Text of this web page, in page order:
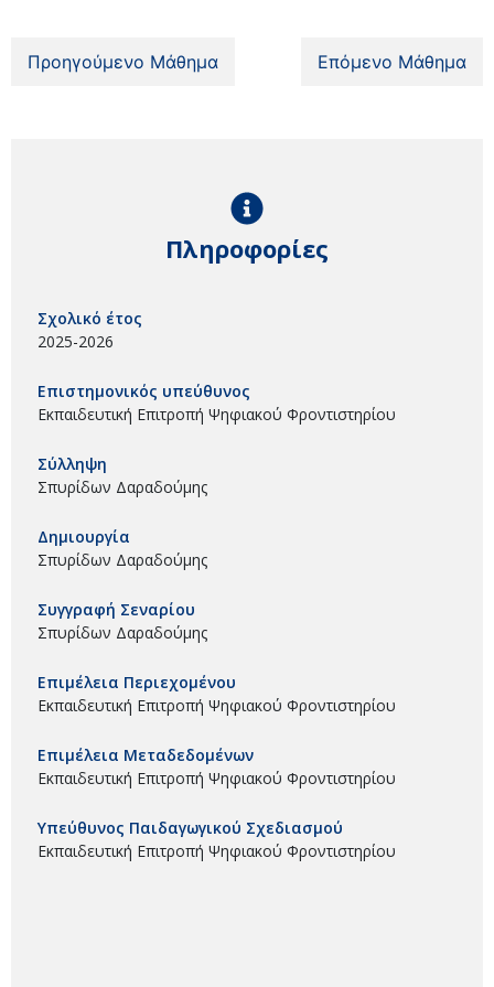
Προηγούμενο Μάθημα Επόμενο Μάθημα
Πληροφορίες
Σχολικό έτος
2025-2026
Επιστημονικός υπεύθυνος
Εκπαιδευτική Επιτροπή Ψηφιακού Φροντιστηρίου
Σύλληψη
Σπυρίδων Δαραδούμης
Δημιουργία
Σπυρίδων Δαραδούμης
Συγγραφή Σεναρίου
Σπυρίδων Δαραδούμης
Επιμέλεια Περιεχομένου
Εκπαιδευτική Επιτροπή Ψηφιακού Φροντιστηρίου
Επιμέλεια Μεταδεδομένων
Εκπαιδευτική Επιτροπή Ψηφιακού Φροντιστηρίου
Υπεύθυνος Παιδαγωγικού Σχεδιασμού
Εκπαιδευτική Επιτροπή Ψηφιακού Φροντιστηρίου